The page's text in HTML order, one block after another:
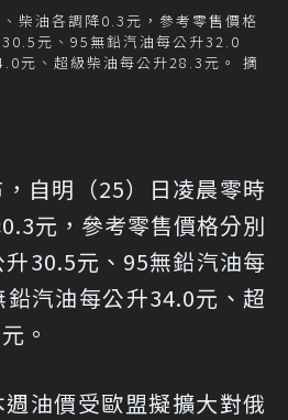
柴油各調降0.3元，參考零售價格
元、95無鉛汽油每公升32.0
元、超級柴油每公升28.3元。 摘
自明（25）日凌晨零時
元，參考零售價格分別
30.5元、95無鉛汽油每
汽油每公升34.0元、超
。
油價受歐盟擬擴大對俄